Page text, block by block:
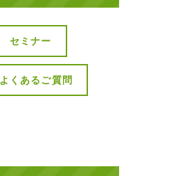
セミナー
よくあるご質問